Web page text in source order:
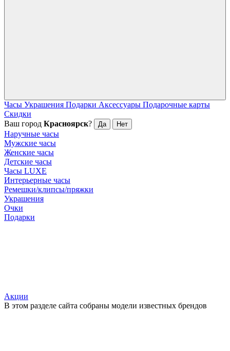
Часы Украшения Подарки Аксессуары Подарочные карты
Скидки
Ваш город Красноярск? Да Нет
Наручные часы
Мужские часы
Женские часы
Детские часы
Часы LUXE
Интерьерные часы
Ремешки/клипсы/пряжки
Украшения
Очки
Подарки
Акции
В этом разделе сайта собраны модели известных брендов